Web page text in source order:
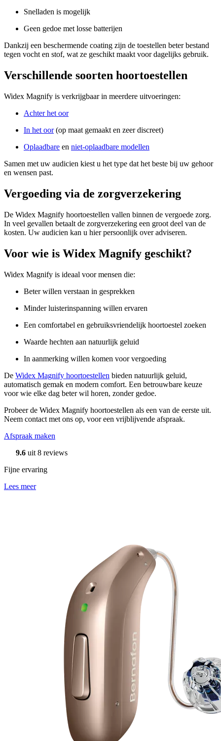
Snelladen is mogelijk
Geen gedoe met losse batterijen
Dankzij een beschermende coating zijn de toestellen beter bestand
tegen vocht en stof, wat ze geschikt maakt voor dagelijks gebruik.
Verschillende soorten hoortoestellen
Widex Magnify is verkrijgbaar in meerdere uitvoeringen:
Achter het oor
In het oor(op maat gemaakt en zeer discreet)
Oplaadbare en niet-oplaadbare modellen
Samen met uw audicien kiest u het type dat het beste bij uw gehoor
en wensen past.
Vergoeding via de zorgverzekering
De Widex Magnify hoortoestellen vallen binnen de vergoede zorg.
In veel gevallen betaalt de zorgverzekering een groot deel van de
kosten. Uw audicien kan u hier persoonlijk over adviseren.
Voor wie is Widex Magnify geschikt?
Widex Magnify is ideaal voor mensen die:
Beter willen verstaan in gesprekken
Minder luisterinspanning willen ervaren
Een comfortabel en gebruiksvriendelijk hoortoestel zoeken
Waarde hechten aan natuurlijk geluid
In aanmerking willen komen voor vergoeding
De Widex Magnify hoortoestellen bieden natuurlijk geluid,
automatisch gemak en modern comfort. Een betrouwbare keuze
voor wie elke dag beter wil horen, zonder gedoe.
Probeer de Widex Magnify hoortoestellen als een van de eerste uit.
Neem contact met ons op, voor een vrijblijvende afspraak.
Afspraak maken
9.6 uit 8 reviews
Fijne ervaring
Lees meer